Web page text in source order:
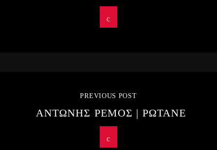
PREVIOUS POST
ΑΝΤΩΝΗΣ ΡΕΜΟΣ | ΡΩΤΑΝΕ